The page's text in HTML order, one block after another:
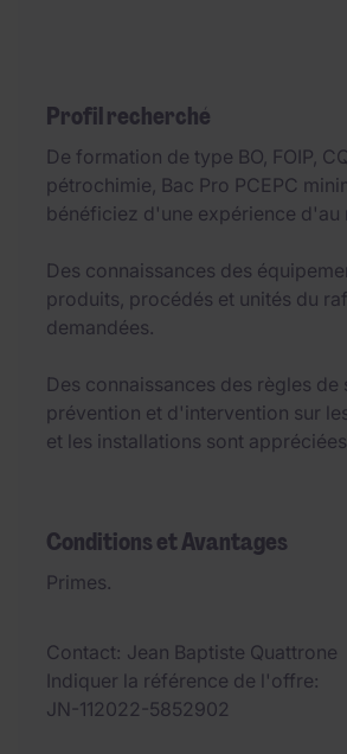
Profil recherché
De formation de type BO, FOIP,
pétrochimie, Bac Pro PCEPC
bénéficiez d'une expérience d'au
Des connaissances des
produits, procédés et unités du
demandées.
Des connaissances des règles de
prévention et d'intervention sur
et les installations sont
Conditions et Avantages
Primes.
Contact Jean Baptiste Quattrone
Indiquer la référence de l'offre
JN-112022-5852902